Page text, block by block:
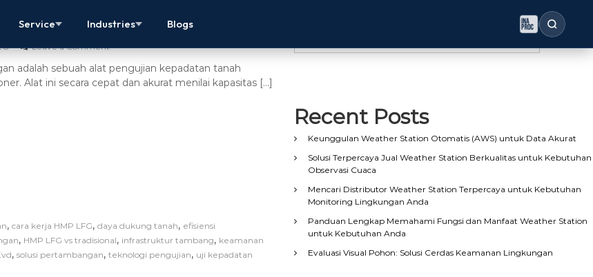
Service Industries Blogs
Solusi Cepat Uji Kepadatan Tanah
Leave a Comment
adalah sebuah alat pengujian kepadatan tanah
Alat ini secara cepat dan akurat menilai kapasitas […]
, cara kerja HMP LFG, daya dukung tanah, efisiensi
, HMP LFG vs tradisional, infrastruktur tambang, keamanan
, solusi pertambangan, teknologi pengujian, uji kepadatan
Search
Recent Posts
Keunggulan Weather Station Otomatis (AWS) untuk Data Akurat
Solusi Terpercaya Jual Weather Station Berkualitas untuk Kebutuhan
Observasi Cuaca
Mencari Distributor Weather Station Terpercaya untuk Kebutuhan
Monitoring Lingkungan Anda
Panduan Lengkap Memahami Fungsi dan Manfaat Weather Station
untuk Kebutuhan Anda
Evaluasi Visual Pohon: Solusi Cerdas Keamanan Lingkungan